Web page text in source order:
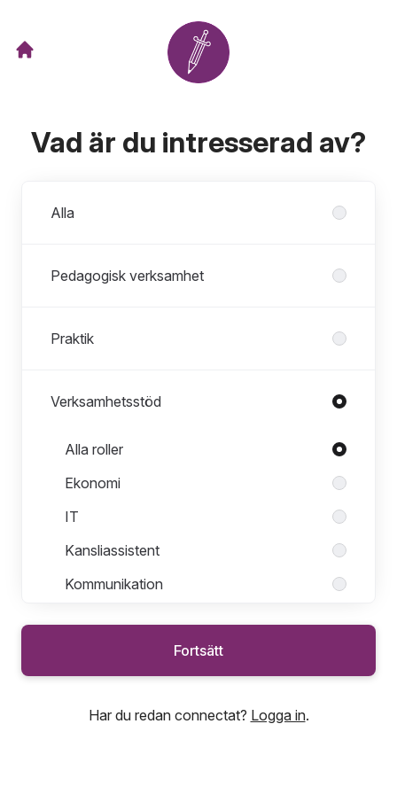
Vad är du intresserad av?
Alla
Pedagogisk verksamhet
Praktik
Verksamhetsstöd
Roller i Verksamhetsstöd
Alla roller
Ekonomi
IT
Kansliassistent
Kommunikation
Fortsätt
Har du redan connectat? Logga in.